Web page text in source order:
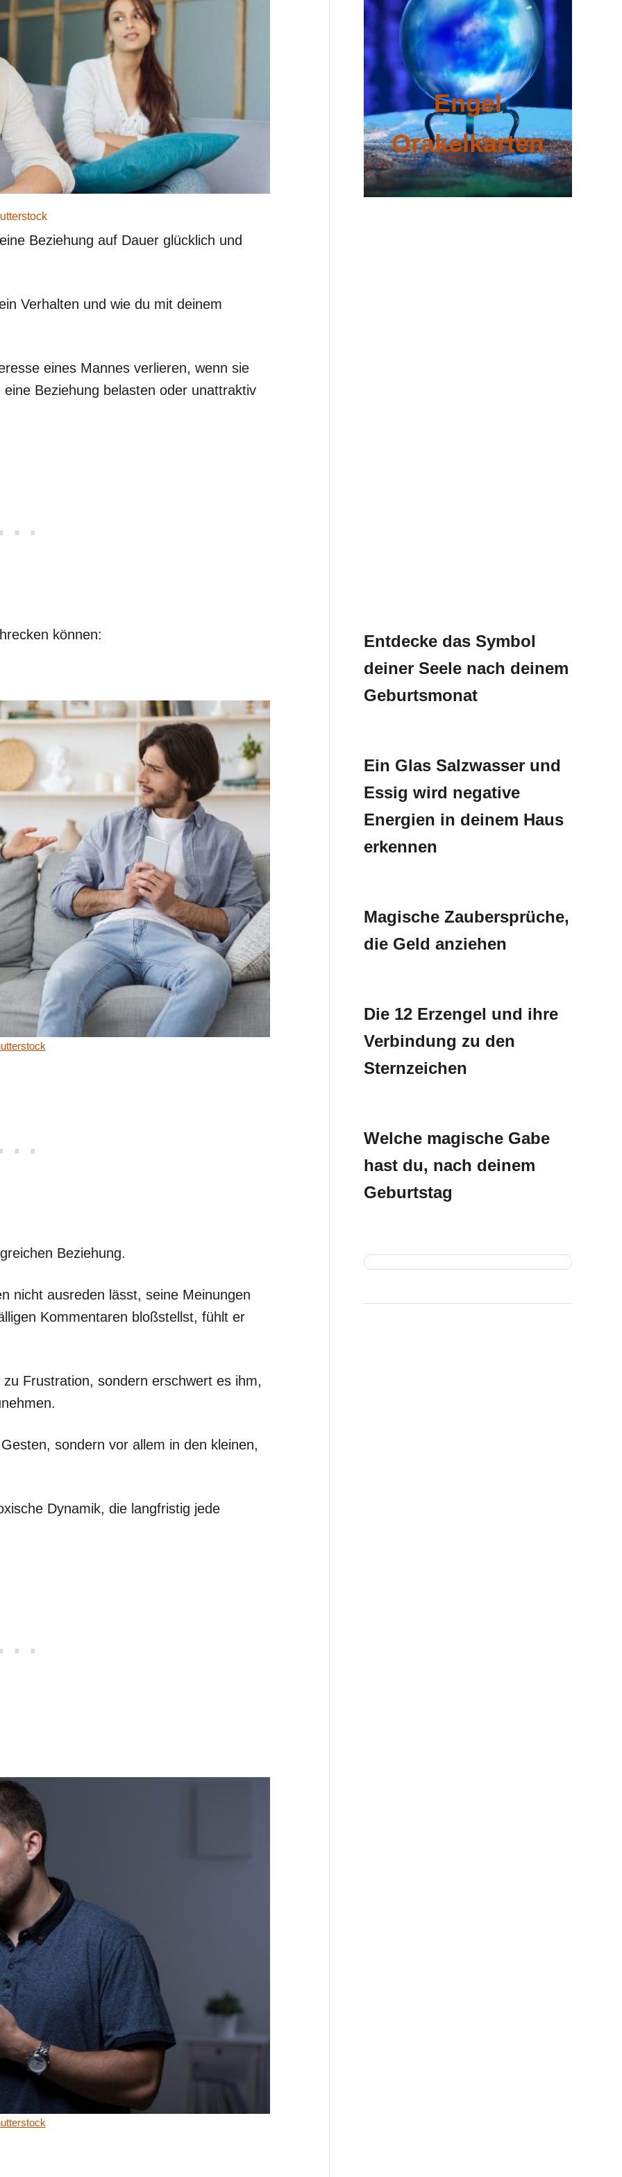
Beziehung auf Dauer glücklich und
Verhalten und wie du mit deinem
eines Mannes verlieren, wenn sie
Beziehung belasten oder unattraktiv
können:
Beziehung.
nicht ausreden lässt, seine Meinungen
Kommentaren bloßstellst, fühlt er
Frustration, sondern erschwert es ihm,
sondern vor allem in den kleinen,
Dynamik, die langfristig jede
Engel
Orakelkarten
Entdecke das Symbol
deiner Seele nach deinem
Geburtsmonat
Ein Glas Salzwasser und
Essig wird negative
Energien in deinem Haus
erkennen
Magische Zaubersprüche,
die Geld anziehen
Die 12 Erzengel und ihre
Verbindung zu den
Sternzeichen
Welche magische Gabe
hast du, nach deinem
Geburtstag